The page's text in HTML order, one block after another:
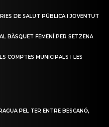
DE SALUT PÚBLICA I JOVENTUT
BÀSQUET FEMENÍ PER SETZENA
COMPTES MUNICIPALS I LES
PEL TER ENTRE BESCANÓ,